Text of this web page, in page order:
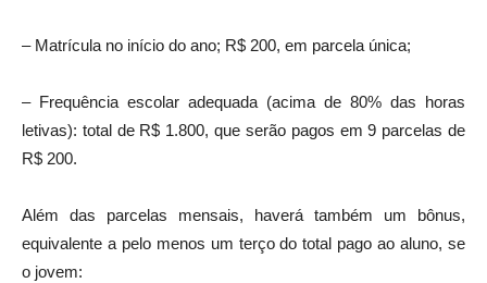
– Matrícula no início do ano; R$ 200, em parcela única;
– Frequência escolar adequada (acima de 80% das horas
letivas): total de R$ 1.800, que serão pagos em 9 parcelas de
R$ 200.
Além das parcelas mensais, haverá também um bônus,
equivalente a pelo menos um terço do total pago ao aluno, se
o jovem: